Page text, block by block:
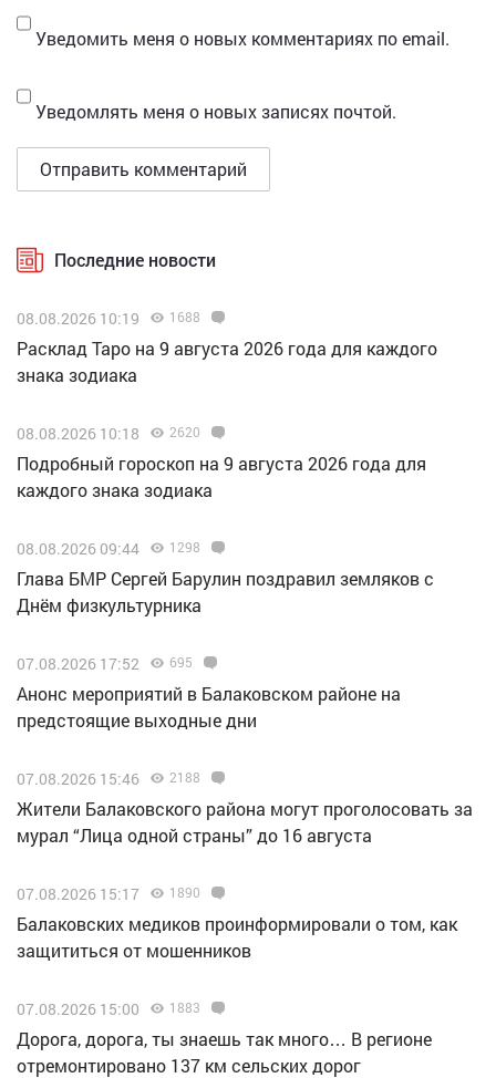
Уведомить меня о новых комментариях по email.
Уведомлять меня о новых записях почтой.
Последние новости
08.08.2026 10:19 1688
Расклад Таро на 9 августа 2026 года для каждого
знака зодиака
08.08.2026 10:18 2620
Подробный гороскоп на 9 августа 2026 года для
каждого знака зодиака
08.08.2026 09:44 1298
Глава БМР Сергей Барулин поздравил земляков с
Днём физкультурника
07.08.2026 17:52 695
Анонс мероприятий в Балаковском районе на
предстоящие выходные дни
07.08.2026 15:46 2188
Жители Балаковского района могут проголосовать за
мурал “Лица одной страны” до 16 августа
07.08.2026 15:17 1890
Балаковских медиков проинформировали о том, как
защититься от мошенников
07.08.2026 15:00 1883
Дорога, дорога, ты знаешь так много… В регионе
отремонтировано 137 км сельских дорог